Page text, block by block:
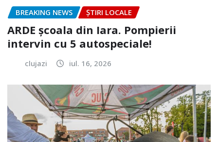
BREAKING NEWS ȘTIRI LOCALE
ARDE școala din Iara. Pompierii
intervin cu 5 autospeciale!
clujazi iul. 16, 2026